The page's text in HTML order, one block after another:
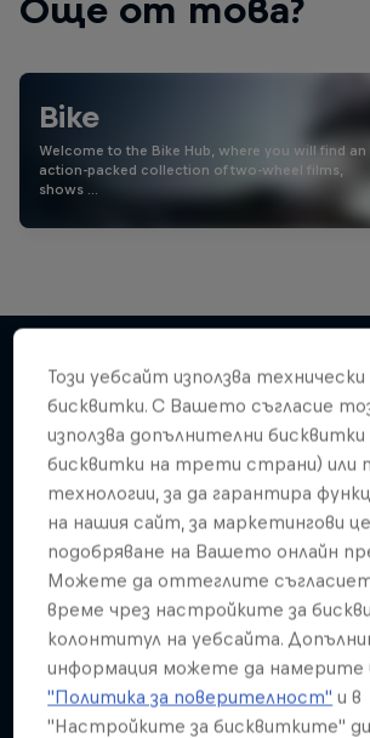
Още от това?
Bike
Welcome to the Bike Hub, where you will find an
action-packed collection of two-wheel films,
shows …
Подобни
Този уебсайт използва
бисквитки. С Вашето съгласие
използва допълнителни бисквитки
бисквитки на трети страни) или
технологии, за да гарантира
на нашия сайт, за маркетингови
подобряване на Вашето онлайн
Можете да оттеглите
време чрез настройките за
колонтитул на уебсайта.
информация можете да намерите
"Политика за поверителност" и в
"Настройките за бисквитките"